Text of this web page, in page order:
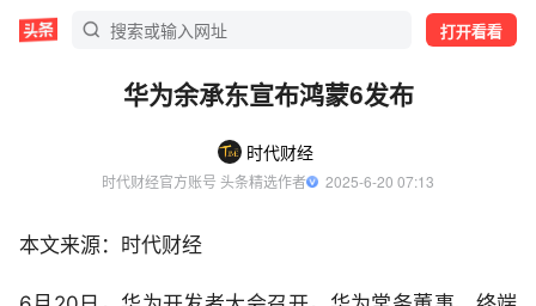
打开看看
华为余承东宣布鸿蒙6发布
时代财经
时代财经官方账号 头条精选作者
  2025-6-20 07:13
本文来源：时代财经